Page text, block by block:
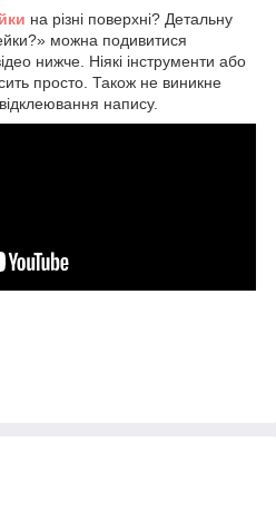
на різні поверхні? Детальну
можна подивитися
нижче. Ніякі інструменти або
просто. Також не виникне
напису.